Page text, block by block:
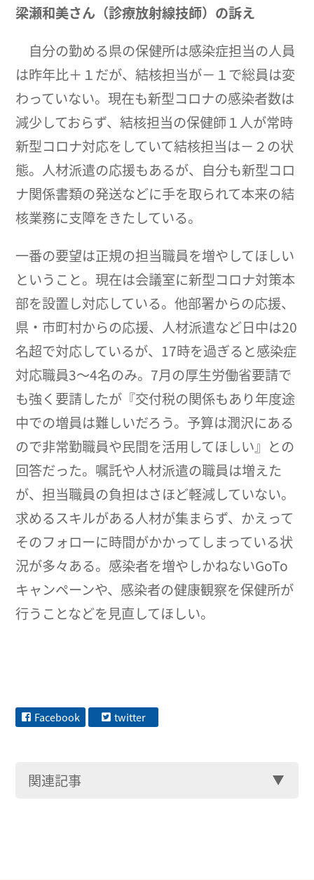
梁瀬和美さん（診療放射線技師）の訴え
自分の勤める県の保健所は感染症担当の人員
は昨年比＋１だが、結核担当が－１で総員は変
わっていない。現在も新型コロナの感染者数は
減少しておらず、結核担当の保健師１人が常時
新型コロナ対応をしていて結核担当は－２の状
態。人材派遣の応援もあるが、自分も新型コロ
ナ関係書類の発送などに手を取られて本来の結
核業務に支障をきたしている。
一番の要望は正規の担当職員を増やしてほしい
ということ。現在は会議室に新型コロナ対策本
部を設置し対応している。他部署からの応援、
県・市町村からの応援、人材派遣など日中は20
名超で対応しているが、17時を過ぎると感染症
対応職員3～4名のみ。7月の厚生労働省要請で
も強く要請したが『交付税の関係もあり年度途
中での増員は難しいだろう。予算は潤沢にある
ので非常勤職員や民間を活用してほしい』との
回答だった。嘱託や人材派遣の職員は増えた
が、担当職員の負担はさほど軽減していない。
求めるスキルがある人材が集まらず、かえって
そのフォローに時間がかかってしまっている状
況が多々ある。感染者を増やしかねないGoTo
キャンペーンや、感染者の健康観察を保健所が
行うことなどを見直してほしい。
Facebook twitter
関連記事